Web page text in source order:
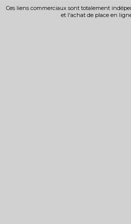
Ces liens commerciaux sont totalement
et l'achat de place en